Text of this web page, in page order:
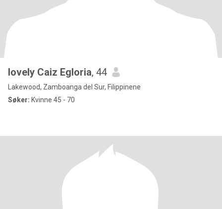
lovely Caiz Egloria, 44
Lakewood, Zamboanga del Sur, Filippinene
Søker: Kvinne 45 - 70